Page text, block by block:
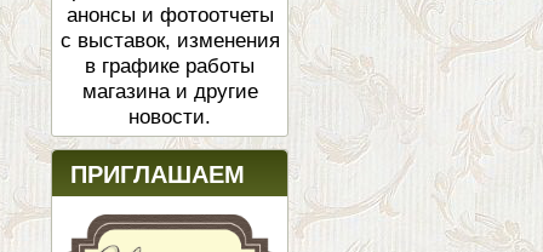
анонсы и фотоотчеты
с выставок, изменения
в графике работы
магазина и другие
новости.
ПРИГЛАШАЕМ